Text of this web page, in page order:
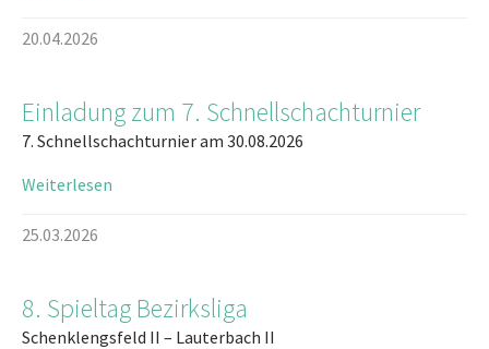
20.04.2026
Einladung zum 7. Schnellschachturnier
7. Schnellschachturnier am 30.08.2026
Weiterlesen
25.03.2026
8. Spieltag Bezirksliga
Schenklengsfeld II – Lauterbach II